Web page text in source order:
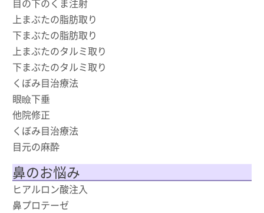
目の下のくま注射
上まぶたの脂肪取り
下まぶたの脂肪取り
上まぶたのタルミ取り
下まぶたのタルミ取り
くぼみ目治療法
眼瞼下垂
他院修正
くぼみ目治療法
目元の麻酔
鼻のお悩み
ヒアルロン酸注入
鼻プロテーゼ